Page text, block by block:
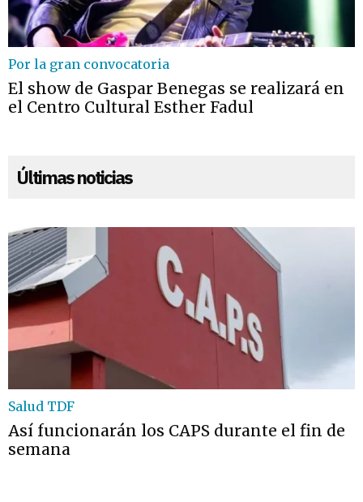
Por la gran convocatoria
El show de Gaspar Benegas se realizará en
el Centro Cultural Esther Fadul
Últimas noticias
Salud TDF
Así funcionarán los CAPS durante el fin de
semana